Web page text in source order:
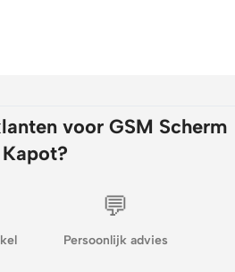
voor GSM Scherm
Kapot?
💬
Persoonlijk advies